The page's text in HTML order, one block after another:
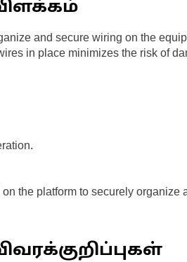
and secure wiring on the
in place minimizes the risk of
the platform to securely